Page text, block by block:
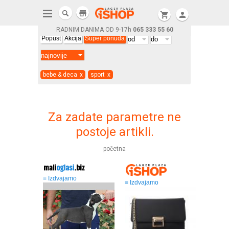
RADNIM DANIMA OD 9-17h 065 333 55 60
shopping_cart person
store
Popust Akcija Super ponuda
bebe & deca x sport x
Za zadate parametre ne
postoje artikli.
početna